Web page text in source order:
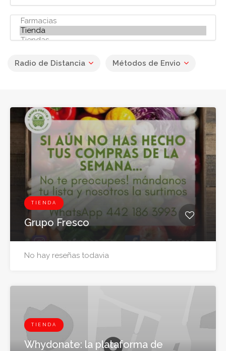
Radio de Distancia Métodos de Envio
TIENDA
Grupo Fresco
No hay reseñas todavia
TIENDA
Whydonate: la plataforma de